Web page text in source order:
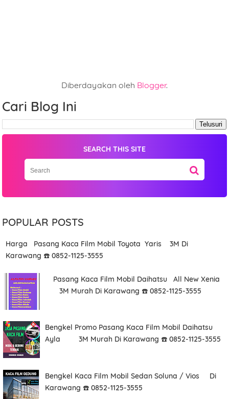
Diberdayakan oleh Blogger.
Cari Blog Ini
SEARCH THIS SITE
POPULAR POSTS
Harga Pasang Kaca Film Mobil Toyota Yaris 3M Di
Karawang ☎️ 0852-1125-3555
Pasang Kaca Film Mobil Daihatsu All New Xenia
3M Murah Di Karawang ☎️ 0852-1125-3555
Bengkel Promo Pasang Kaca Film Mobil Daihatsu
Ayla 3M Murah Di Karawang ☎️ 0852-1125-3555
Bengkel Kaca Film Mobil Sedan Soluna / Vios Di
Karawang ☎️ 0852-1125-3555